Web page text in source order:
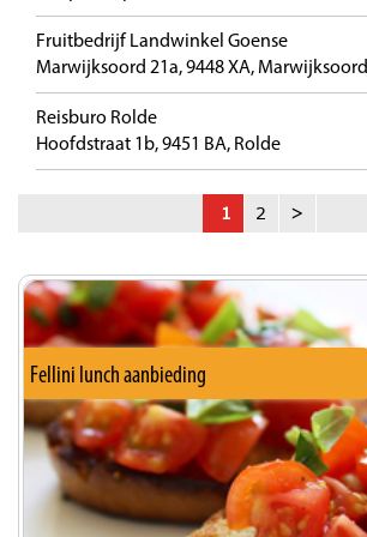
Fruitbedrijf Landwinkel Goense
Marwijksoord 21a, 9448 XA, Marwijksoord
Reisburo Rolde
Hoofdstraat 1b, 9451 BA, Rolde
1 2 >
Fellini lunch aanbieding